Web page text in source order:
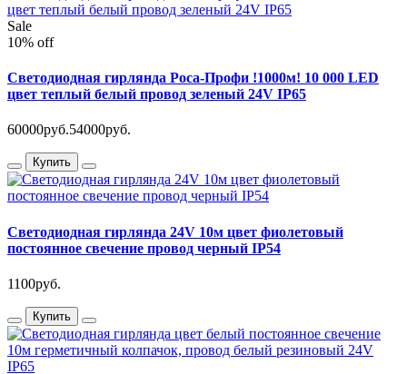
Sale
10% off
Светодиодная гирлянда Роса-Профи !1000м! 10 000 LED
цвет теплый белый провод зеленый 24V IP65
60000руб.54000руб.
Купить
Светодиодная гирлянда 24V 10м цвет фиолетовый
постоянное свечение провод черный IP54
1100руб.
Купить